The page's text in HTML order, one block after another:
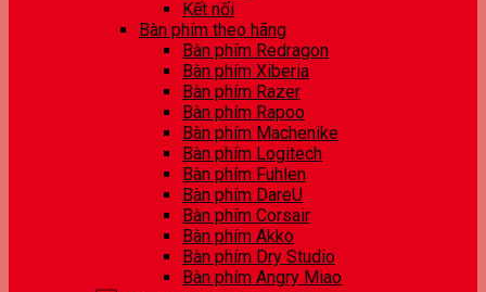
Kết nối
Bàn phím theo hãng
Bàn phím Redragon
Bàn phím Xiberia
Bàn phím Razer
Bàn phím Rapoo
Bàn phím Machenike
Bàn phím Logitech
Bàn phím Fuhlen
Bàn phím DareU
Bàn phím Corsair
Bàn phím Akko
Bàn phím Dry Studio
Bàn phím Angry Miao